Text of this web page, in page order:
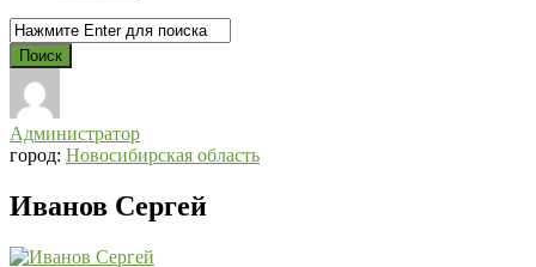
Администратор
город: Новосибирская область
Иванов Сергей